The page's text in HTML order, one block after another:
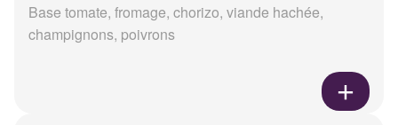
Base tomate, fromage, chorizo, viande hachée,
champignons, poivrons